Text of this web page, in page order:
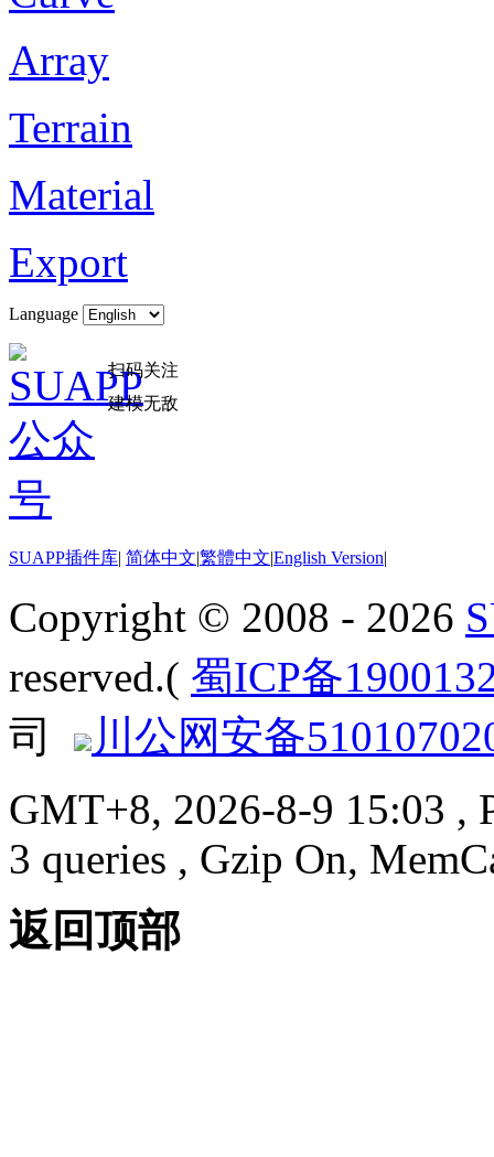
Array
Terrain
Material
Export
Language
扫码关注
建模无敌
SUAPP插件库| 简体中文|繁體中文|English Version|
Copyright © 2008 - 2026
reserved.( 蜀ICP备
司
川公网安备
GMT+8, 2026-8-9 15:03 ,
3 queries , Gzip On,
返回顶部